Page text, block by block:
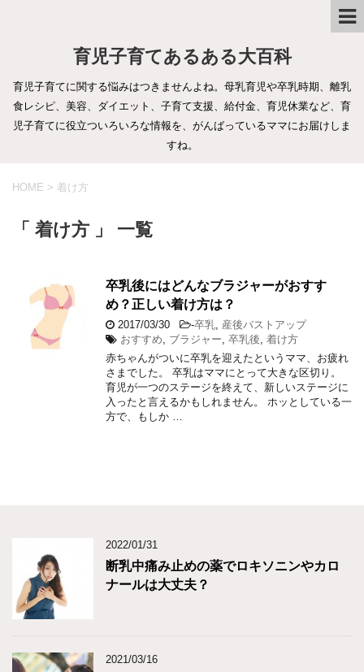
育児子育てあるある大百科
育児子育てに関する悩みはつきませんよね。母乳育児や卒乳時期、離乳
食レシピ、美容、ダイエット、子育て支援、給付金、育児休業など、育
児子育てに役立ついろいろな情報を、がんばっているママにお届けしま
すね。
HOME > 着け方
「 着け方 」 一覧
卒乳後にはどんなブラジャーがおすす
め？正しい着け方は？
2017/03/30 -卒乳 産後バストアップ
おすすめ
ブラジャー 卒乳後 着け方
赤ちゃんがついに卒乳を迎えたというママ、お疲れ
さまでした。 卒乳はママにとって大きな区切り。
育児が一つのステージを終えて、新しいステージに
入ったと言えるかもしれません。 ホッとしている一
方で、もしか …
2022/01/31
断乳中痛み止めの薬でロキソニンやカロ
ナールは大丈夫？
2021/03/16